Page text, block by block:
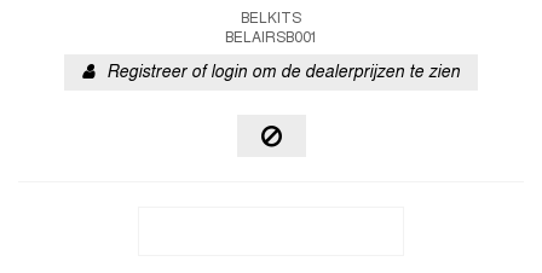
BELKITS
BELAIRSB001
Registreer of login om de dealerprijzen te zien